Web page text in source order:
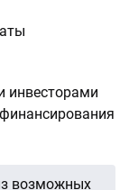
инвесторами
возможных